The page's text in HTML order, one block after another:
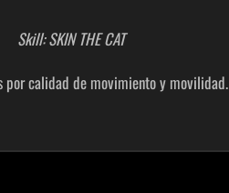
Skill: SKIN THE CAT
por calidad de movimiento y movilidad.